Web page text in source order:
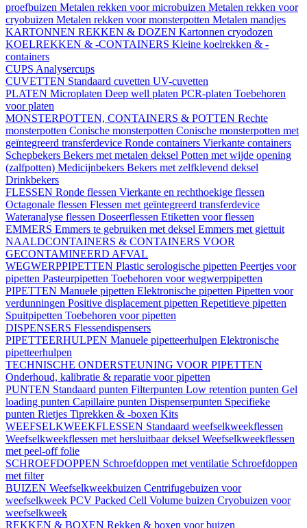
proefbuizen Metalen rekken voor microbuizen Metalen rekken voor
cryobuizen Metalen rekken voor monsterpotten Metalen mandjes
KARTONNEN REKKEN & DOZEN Kartonnen cryodozen
KOELREKKEN & -CONTAINERS Kleine koelrekken & -
containers
CUPS Analysercups
CUVETTEN Standaard cuvetten UV-cuvetten
PLATEN Microplaten Deep well platen PCR-platen Toebehoren
voor platen
MONSTERPOTTEN, CONTAINERS & POTTEN Rechte
monsterpotten Conische monsterpotten Conische monsterpotten met
geïntegreerd transferdevice Ronde containers Vierkante containers
Schepbekers Bekers met metalen deksel Potten met wijde opening
(zalfpotten) Medicijnbekers Bekers met zelfklevend deksel
Drinkbekers
FLESSEN Ronde flessen Vierkante en rechthoekige flessen
Octagonale flessen Flessen met geïntegreerd transferdevice
Wateranalyse flessen Doseerflessen Etiketten voor flessen
EMMERS Emmers te gebruiken met deksel Emmers met giettuit
NAALDCONTAINERS & CONTAINERS VOOR
GECONTAMINEERD AFVAL
WEGWERPPIPETTEN Plastic serologische pipetten Peertjes voor
pipetten Pasteurpipetten Toebehoren voor wegwerppipetten
PIPETTEN Manuele pipetten Elektronische pipetten Pipetten voor
verdunningen Positive displacement pipetten Repetitieve pipetten
Spuitpipetten Toebehoren voor pipetten
DISPENSERS Flessendispensers
PIPETTEERHULPEN Manuele pipetteerhulpen Elektronische
pipetteerhulpen
TECHNISCHE ONDERSTEUNING VOOR PIPETTEN
Onderhoud, kalibratie & reparatie voor pipetten
PUNTEN Standaard punten Filterpunten Low retention punten Gel
loading punten Capillaire punten Dispenserpunten Specifieke
punten Rietjes Tiprekken & -boxen Kits
WEEFSELKWEEKFLESSEN Standaard weefselkweekflessen
Weefselkweekflessen met hersluitbaar deksel Weefselkweekflessen
met peel-off folie
SCHROEFDOPPEN Schroefdoppen met ventilatie Schroefdoppen
met filter
BUIZEN Weefselkweekbuizen Centrifugebuizen voor
weefselkweek PCV Packed Cell Volume buizen Cryobuizen voor
weefselkweek
REKKEN & BOXEN Rekken & boxen voor buizen